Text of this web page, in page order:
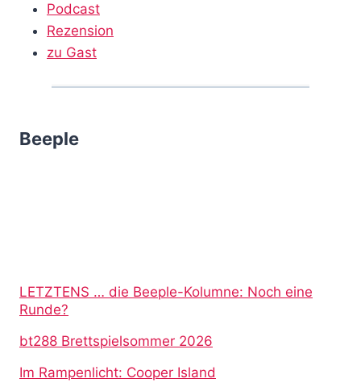
Podcast
Rezension
zu Gast
Beeple
LETZTENS … die Beeple-Kolumne: Noch eine
Runde?
bt288 Brettspielsommer 2026
Im Rampenlicht: Cooper Island